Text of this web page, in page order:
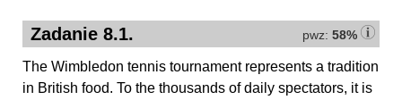
pwz: 58%
Zadanie 8.1.
The Wimbledon tennis tournament represents a tradition
in British food. To the thousands of daily spectators, it is